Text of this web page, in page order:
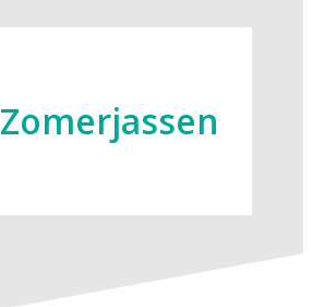
Zomerjassen